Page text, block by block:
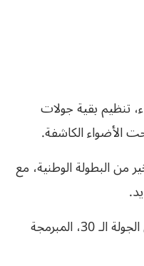
تنظيم بقية جولات
الأضواء الكاشفة.
من البطولة الوطنية، مع
ويبدأ تطبيق هذا القرار انطلاقا من الجولة الـ 30، المبرمجة